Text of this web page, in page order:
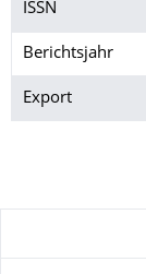
ISSN
Berichtsjahr
Export